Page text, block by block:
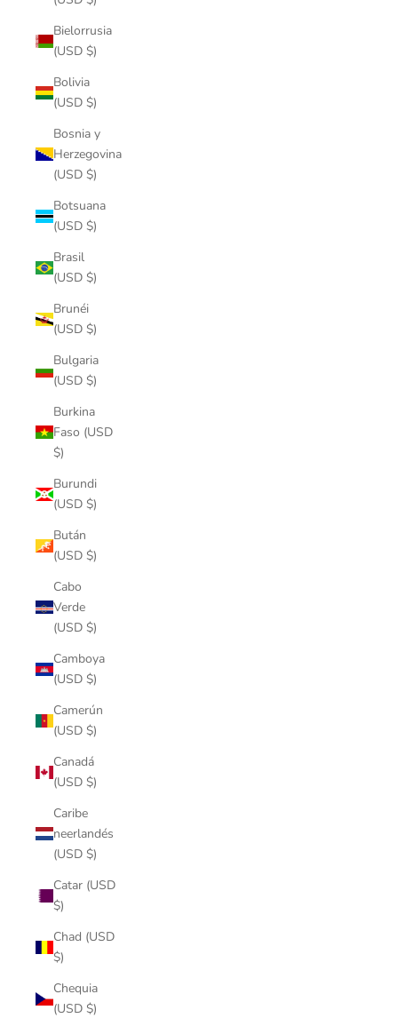
Bielorrusia
(USD $)
Bolivia
(USD $)
Bosnia y
Herzegovina
(USD $)
Botsuana
(USD $)
Brasil
(USD $)
Brunéi
(USD $)
Bulgaria
(USD $)
Burkina
Faso (USD
$)
Burundi
(USD $)
Bután
(USD $)
Cabo
Verde
(USD $)
Camboya
(USD $)
Camerún
(USD $)
Canadá
(USD $)
Caribe
neerlandés
(USD $)
Catar (USD
$)
Chad (USD
$)
Chequia
(USD $)